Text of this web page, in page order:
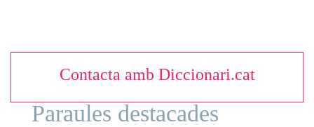
Contacta amb Diccionari.cat
Paraules destacades